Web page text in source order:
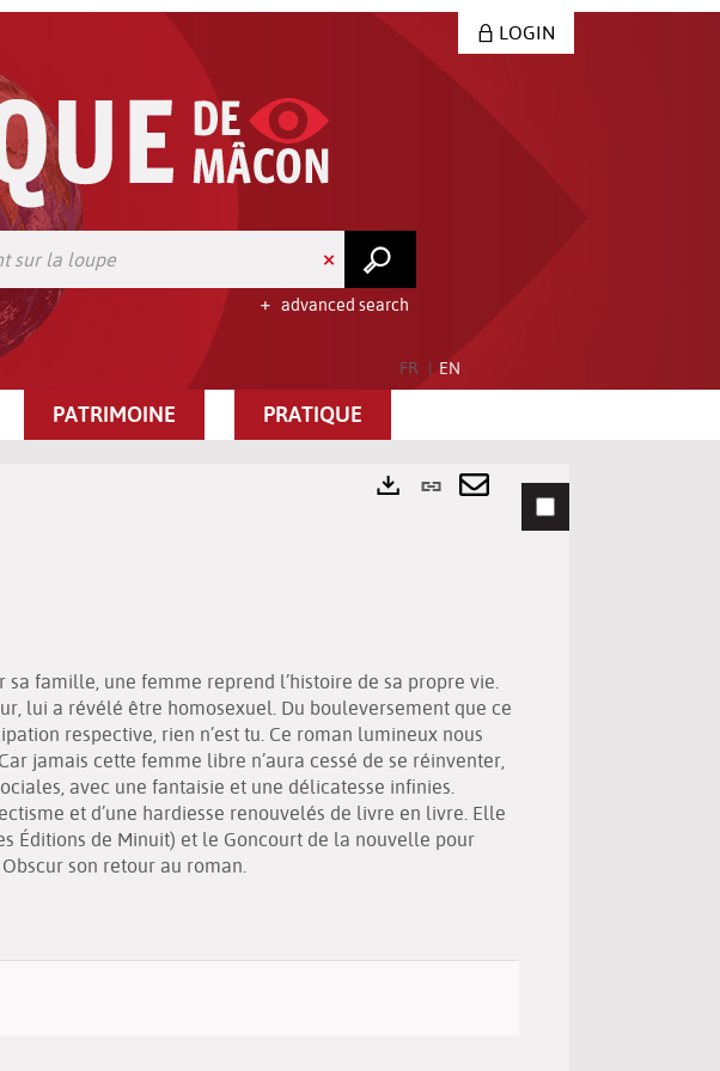
LOGIN
advanced search
FR EN
PATRIMOINE PRATIQUE
Permanent
Send
famille, une femme reprend l’histoire de sa propre vie.
lui a révélé être homosexuel. Du bouleversement que ce
respective, rien n’est tu. Ce roman lumineux nous
jamais cette femme libre n’aura cessé de se réinventer,
avec une fantaisie et une délicatesse infinies.
et d’une hardiesse renouvelés de livre en livre. Elle
Éditions de Minuit) et le Goncourt de la nouvelle pour
son retour au roman.